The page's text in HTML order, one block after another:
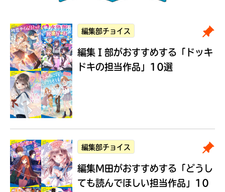
編集部チョイス
編集Ｉ部がおすすめする 「ドッキ
ドキの担当作品」10選
編集部チョイス
編集M田がおすすめする 「どうし
ても読んでほしい担当作品」10